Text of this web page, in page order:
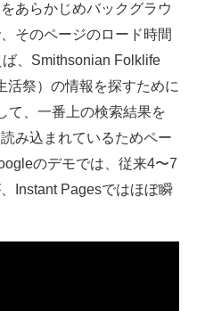
あらかじめバックグラウ
そのページのロード時間
、Smithsonian Folklife
活祭）の情報を探すために
て、一番上の検索結果を
み込まれているためペー
のデモでは、従来4〜7
Instant Pagesではほぼ瞬